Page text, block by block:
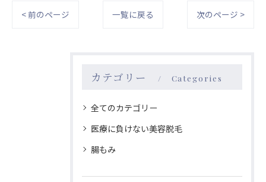
< 前のページ 一覧に戻る 次のページ >
カテゴリー Categories
全てのカテゴリー
医療に負けない美容脱毛
腸もみ